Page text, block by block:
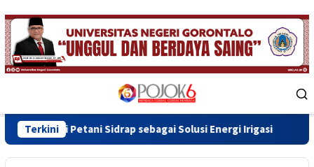
Skip
to
content
Menu
Terkini
Sidrap sebagai Solusi Energi Irigasi Wawali Indra